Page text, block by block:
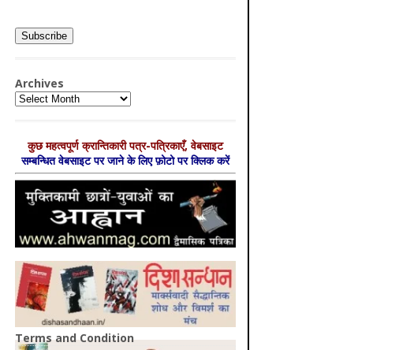
Archives
Archives
कुछ महत्‍वपूर्ण क्रान्तिकारी पत्र-पत्रिकाएँ, वेबसाइट
सम्‍बन्धित वेबसाइट पर जाने के लिए फ़ोटो पर क्लिक करें
Terms and Condition